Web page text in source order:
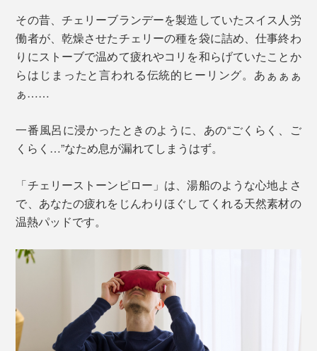
その昔、チェリーブランデーを製造していたスイス人労
働者が、乾燥させたチェリーの種を袋に詰め、仕事終わ
りにストーブで温めて疲れやコリを和らげていたことか
らはじまったと言われる伝統的ヒーリング。あぁぁぁ
ぁ……
一番風呂に浸かったときのように、あの“ごくらく、ご
くらく…”なため息が漏れてしまうはず。
「チェリーストーンピロー」は、湯船のような心地よさ
で、あなたの疲れをじんわりほぐしてくれる天然素材の
温熱パッドです。